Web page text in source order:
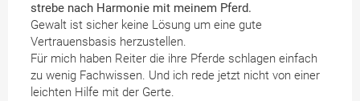
strebe nach Harmonie mit meinem Pferd.
Gewalt ist sicher keine Lösung um eine gute
Vertrauensbasis herzustellen.
Für mich haben Reiter die ihre Pferde schlagen einfach
zu wenig Fachwissen. Und ich rede jetzt nicht von einer
leichten Hilfe mit der Gerte.